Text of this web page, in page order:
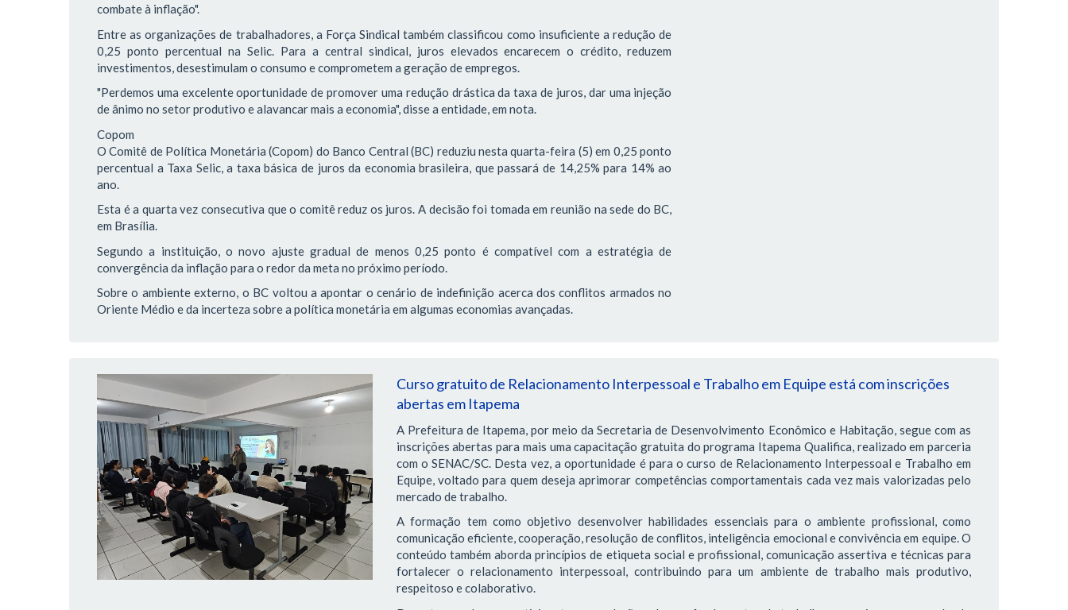
combate à inflação".
Entre as organizações de trabalhadores, a Força Sindical também classificou como insuficiente a redução de
0,25 ponto percentual na Selic. Para a central sindical, juros elevados encarecem o crédito, reduzem
investimentos, desestimulam o consumo e comprometem a geração de empregos.
"Perdemos uma excelente oportunidade de promover uma redução drástica da taxa de juros, dar uma injeção
de ânimo no setor produtivo e alavancar mais a economia", disse a entidade, em nota.
Copom
O Comitê de Política Monetária (Copom) do Banco Central (BC) reduziu nesta quarta-feira (5) em 0,25 ponto
percentual a Taxa Selic, a taxa básica de juros da economia brasileira, que passará de 14,25% para 14% ao
ano.
Esta é a quarta vez consecutiva que o comitê reduz os juros. A decisão foi tomada em reunião na sede do BC,
em Brasília.
Segundo a instituição, o novo ajuste gradual de menos 0,25 ponto é compatível com a estratégia de
convergência da inflação para o redor da meta no próximo período.
Sobre o ambiente externo, o BC voltou a apontar o cenário de indefinição acerca dos conflitos armados no
Oriente Médio e da incerteza sobre a política monetária em algumas economias avançadas.
Curso gratuito de Relacionamento Interpessoal e Trabalho em Equipe está com inscrições
abertas em Itapema
A Prefeitura de Itapema, por meio da Secretaria de Desenvolvimento Econômico e Habitação, segue com as
inscrições abertas para mais uma capacitação gratuita do programa Itapema Qualifica, realizado em parceria
com o SENAC/SC. Desta vez, a oportunidade é para o curso de Relacionamento Interpessoal e Trabalho em
Equipe, voltado para quem deseja aprimorar competências comportamentais cada vez mais valorizadas pelo
mercado de trabalho.
A formação tem como objetivo desenvolver habilidades essenciais para o ambiente profissional, como
comunicação eficiente, cooperação, resolução de conflitos, inteligência emocional e convivência em equipe. O
conteúdo também aborda princípios de etiqueta social e profissional, comunicação assertiva e técnicas para
fortalecer o relacionamento interpessoal, contribuindo para um ambiente de trabalho mais produtivo,
respeitoso e colaborativo.